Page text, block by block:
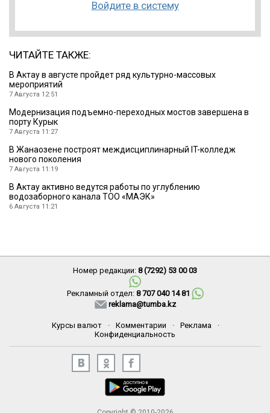
Войдите в систему
ЧИТАЙТЕ ТАКЖЕ:
В Актау в августе пройдет ряд культурно-массовых
мероприятий
7 Августа 12:51
Модернизация подъемно-переходных мостов завершена в
порту Курык
7 Августа 11:27
В Жанаозене построят междисциплинарный IT-колледж
нового поколения
7 Августа 11:19
В Актау активно ведутся работы по углублению
водозаборного канала ТОО «МАЭК»
6 Августа 11:21
Номер редакции: 8 (7292) 53 00 03
Рекламный отдел: 8 707 040 14 81
reklama@tumba.kz
Курсы валют · Комментарии · Реклама
·
Конфиденциальность